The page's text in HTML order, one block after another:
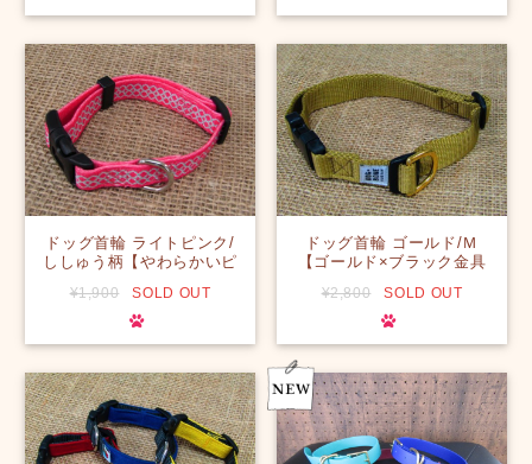
ドッグ首輪 ライトピンク/
ししゅう柄【やわらかいピ
リーンのラインが爽やか
☆】
¥1,900 SOLD OUT
ドッグ首輪 ゴールド/Ｍ
【ゴールド×ブラック金具
わんちゃんのカッコよさを
引き立てる！】【ハワイ】
¥2,800 SOLD OUT